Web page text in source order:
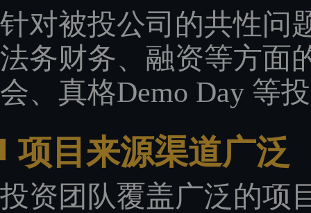
针对被投公司的共性问
法务财务、融资等方面
会、真格Demo Day 等
项目来源渠道广泛
投资团队覆盖广泛的项